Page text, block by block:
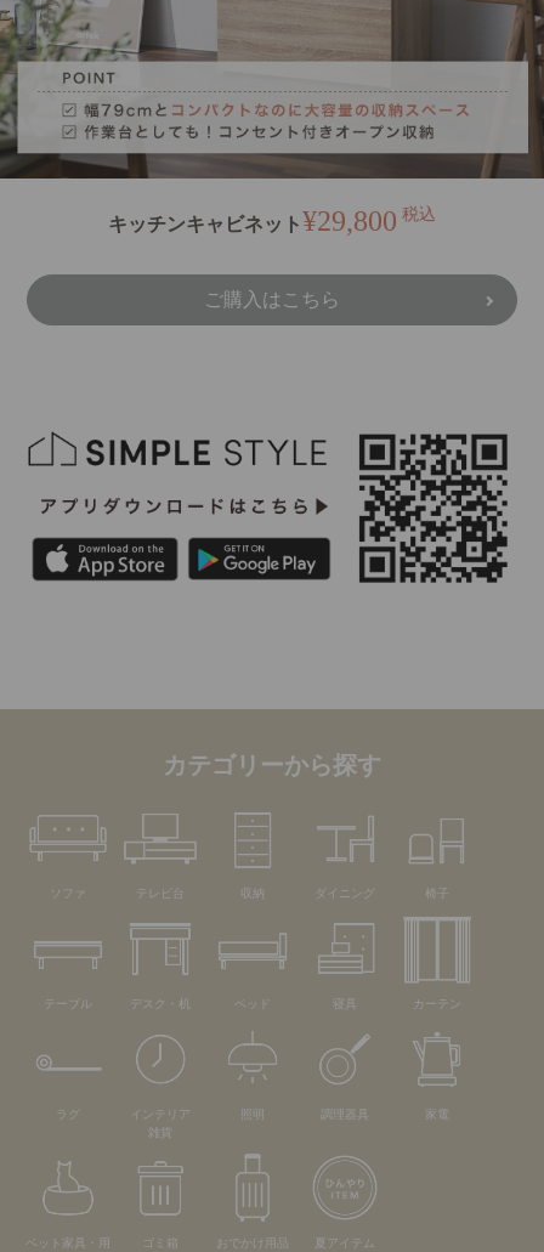
キッチンキャビネット¥29,800 税込
ご購入はこちら
カテゴリーから探す
ソファ テレビ台 収納 ダイニング 椅子
テーブル デスク・机 ベッド 寝具 カーテン
ラグ
インテリア
雑貨
照明 調理器具 家電
ペット家具・用
ゴミ箱 おでかけ用品 夏アイテム